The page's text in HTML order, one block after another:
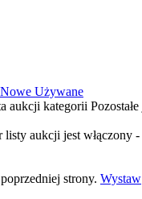
Nowe Używane
aukcji kategorii Pozostałe
listy aukcji jest włączony -
strony. Wystaw